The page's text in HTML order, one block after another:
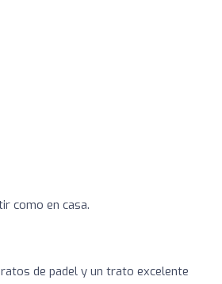
como en casa.
de padel y un trato excelente